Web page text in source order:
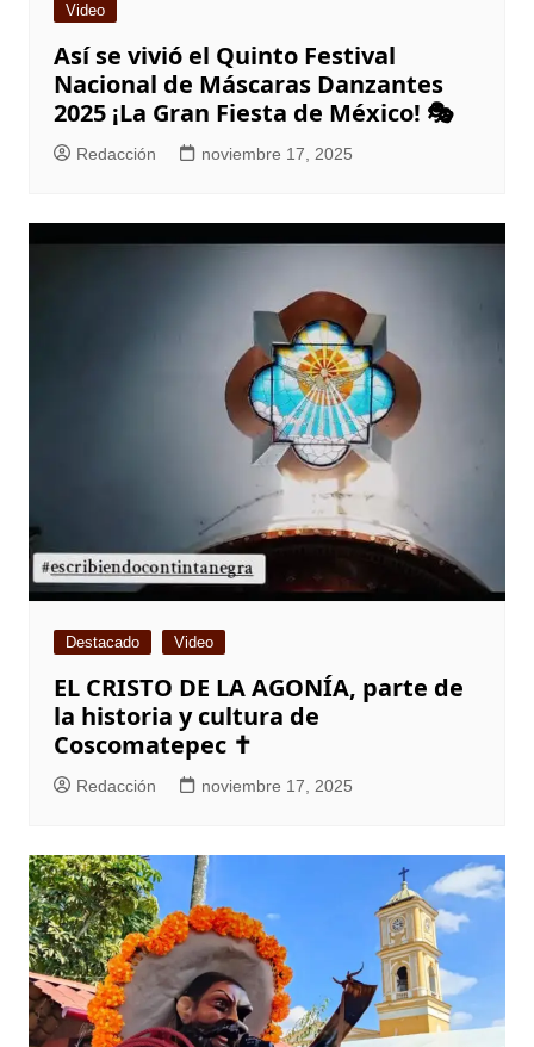
Video
Así se vivió el Quinto Festival
Nacional de Máscaras Danzantes
2025 ¡La Gran Fiesta de México! 🎭
Redacción noviembre 17, 2025
Destacado Video
EL CRISTO DE LA AGONÍA, parte de
la historia y cultura de
Coscomatepec ✝️
Redacción noviembre 17, 2025